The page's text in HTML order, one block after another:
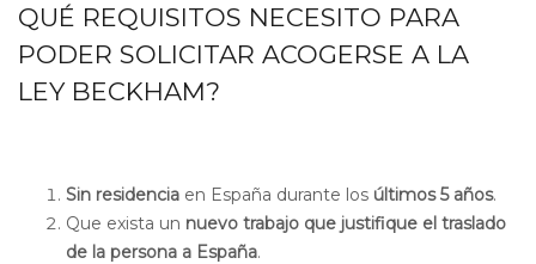
QUÉ REQUISITOS NECESITO PARA
PODER SOLICITAR ACOGERSE A LA
LEY BECKHAM?
Sin residencia en España durante los últimos 5 años.
Que exista un nuevo trabajo que justifique el traslado
de la persona a España.